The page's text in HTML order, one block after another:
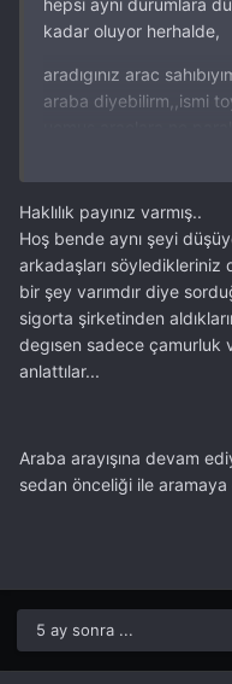
hepsi aynı durumlara
kadar oluyor herhalde,
aradıgınız arac
araba diyebilirm,,ismi
aldım denebilir herif
anlasarak sattı,,
araban temizse ne
bin kişi gelir bakar
sizide aramızda
Haklılık payınız varmış..
Hoş bende aynı şeyi
arkadaşları söyledikleriniz
bir şey varımdır diye
sigorta şirketinden
degısen sadece
anlattılar...
Araba arayışına devam
sedan önceliği ile aramaya
5 ay sonra ...